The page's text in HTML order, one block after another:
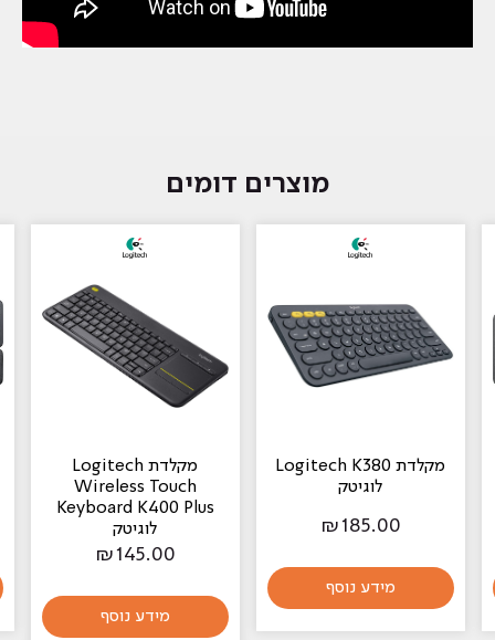
מוצרים דומים
‏מקלדת Logitech K380
לוגיטק
₪185.00
מידע נוסף
‏מקלדת Logitech
Wireless Touch
Keyboard K400 Plus
לוגיטק
₪145.00
מידע נוסף